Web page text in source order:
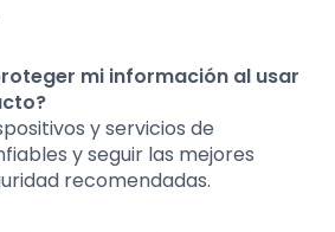
mi información al usar
y servicios de
y seguir las mejores
recomendadas.